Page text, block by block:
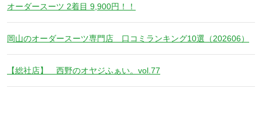
オーダースーツ 2着目 9,900円！！
岡山のオーダースーツ専門店 口コミランキング10選（202606）
【総社店】 西野のオヤジふぁい。vol.77